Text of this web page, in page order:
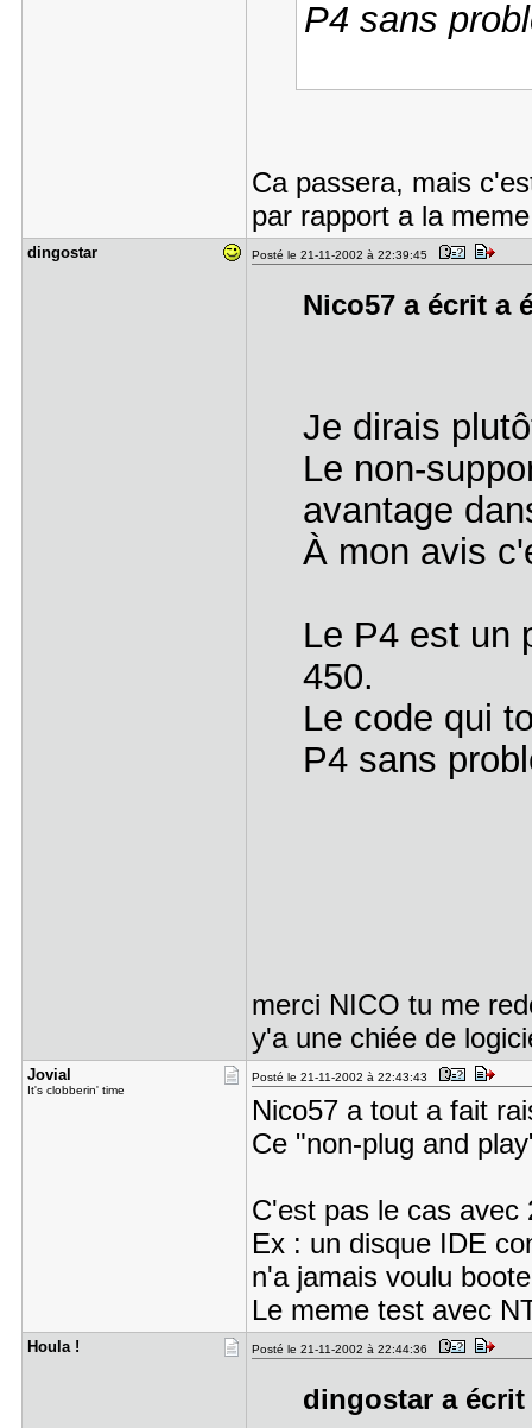
P4 sans
Ca passera, mais
par rapport a la
dingostar Posté le 21-11-2002 à 22:39:45
Nico57 a écrit a
Je dirais
Le non-
avantage
À mon avis
Le P4 est un
450.
Le code qui
P4 sans
merci NICO tu me
y'a une chiée de
Jovial
It's clobberin' time
Posté le 21-11-2002 à 22:43:43
Nico57 a tout a fait
Ce "non-plug and
C'est pas le cas avec
Ex : un disque IDE
n'a jamais voulu
Le meme test avec
Houla ! Posté le 21-11-2002 à 22:44:36
dingostar a